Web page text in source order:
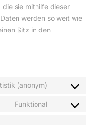
die sie mithilfe dieser
werden so weit wie
Sitz in den
(anonym)
Funktional